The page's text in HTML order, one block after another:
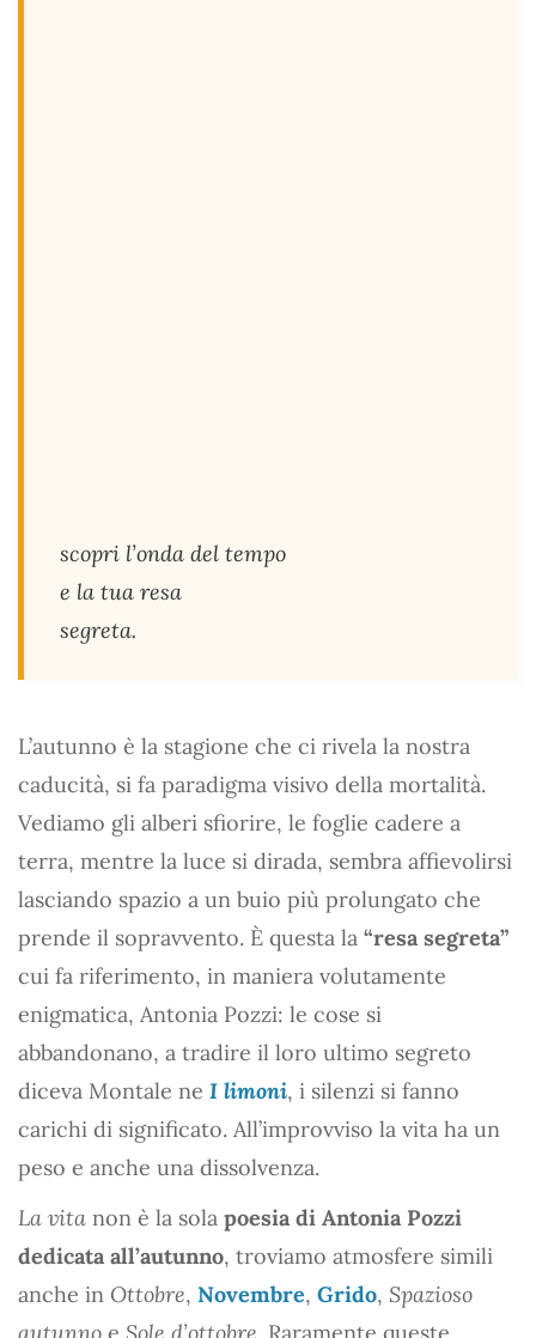
scopri l’onda del tempo
e la tua resa
segreta.
L’autunno è la stagione che ci rivela la nostra
caducità, si fa paradigma visivo della mortalità.
Vediamo gli alberi sfiorire, le foglie cadere a
terra, mentre la luce si dirada, sembra affievolirsi
lasciando spazio a un buio più prolungato che
prende il sopravvento. È questa la “resa segreta”
cui fa riferimento, in maniera volutamente
enigmatica, Antonia Pozzi: le cose si
abbandonano, a tradire il loro ultimo segreto
diceva Montale ne I limoni, i silenzi si fanno
carichi di significato. All’improvviso la vita ha un
peso e anche una dissolvenza.
La vita non è la sola poesia di Antonia Pozzi
dedicata all’autunno, troviamo atmosfere simili
anche in Ottobre, Novembre, Grido, Spazioso
autunno e Sole d’ottobre . Raramente queste